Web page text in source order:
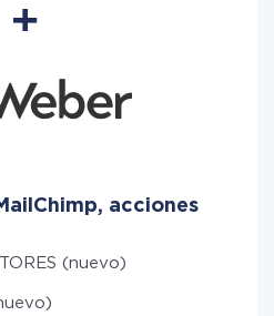
acciones
(nuevo)